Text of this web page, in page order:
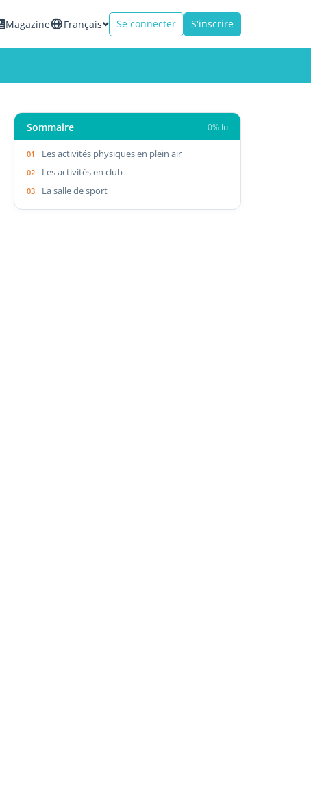
Magazine Français Se connecter S'inscrire
Sommaire 0% lu
Les activités physiques en plein air
Les activités en club
La salle de sport